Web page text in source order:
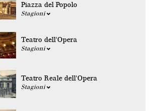
Piazza del Popolo
Stagioni
Teatro dell'Opera
Stagioni
Teatro Reale dell'Opera
Stagioni